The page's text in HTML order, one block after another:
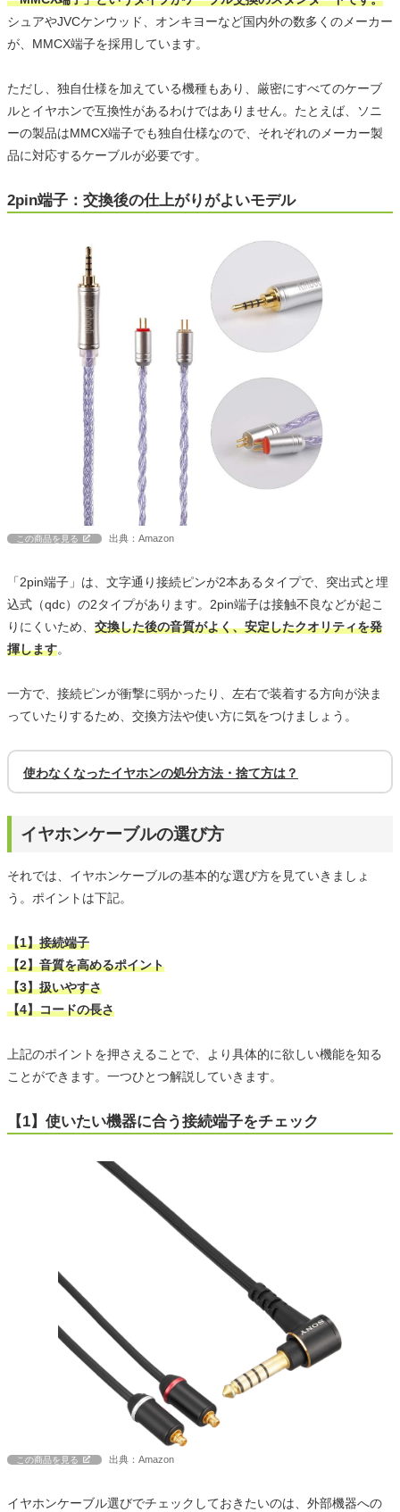
シュアやJVCケンウッド、オンキヨーなど国内外の数多くのメーカー
が、MMCX端子を採用しています。
ただし、独自仕様を加えている機種もあり、厳密にすべてのケーブ
ルとイヤホンで互換性があるわけではありません。たとえば、ソニ
ーの製品はMMCX端子でも独自仕様なので、それぞれのメーカー製
品に対応するケーブルが必要です。
2pin端子：交換後の仕上がりがよいモデル
この商品を見る 出典：Amazon
「2pin端子」は、文字通り接続ピンが2本あるタイプで、突出式と埋
込式（qdc）の2タイプがあります。2pin端子は接触不良などが起こ
りにくいため、 交換した後の音質がよく、安定したクオリティを発
揮します。
一方で、接続ピンが衝撃に弱かったり、左右で装着する方向が決ま
っていたりするため、交換方法や使い方に気をつけましょう。
使わなくなったイヤホンの処分方法・捨て方は？
イヤホンケーブルの選び方
それでは、イヤホンケーブルの基本的な選び方を見ていきましょ
う。ポイントは下記。
【1】接続端子
【2】音質を高めるポイント
【3】扱いやすさ
【4】コードの長さ
上記のポイントを押さえることで、より具体的に欲しい機能を知る
ことができます。一つひとつ解説していきます。
【1】使いたい機器に合う接続端子をチェック
この商品を見る 出典：Amazon
イヤホンケーブル選びでチェックしておきたいのは、外部機器への